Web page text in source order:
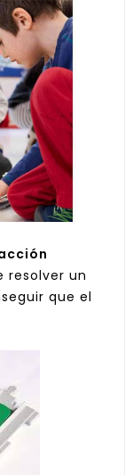
resolver un
que el